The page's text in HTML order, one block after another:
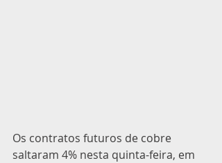
Os contratos futuros de cobre
saltaram 4% nesta quinta-feira, em